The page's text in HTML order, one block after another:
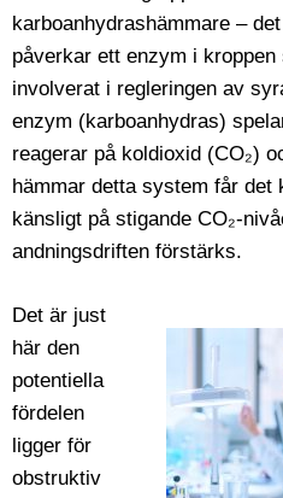
karboanhydrashämmare –
påverkar ett enzym i kroppen
involverat i regleringen av
enzym (karboanhydras)
reagerar på koldioxid (CO₂)
hämmar detta system får det
känsligt på stigande CO₂-
andningsdriften förstärks.
Det är just
här den
potentiella
fördelen
ligger för
obstruktiv